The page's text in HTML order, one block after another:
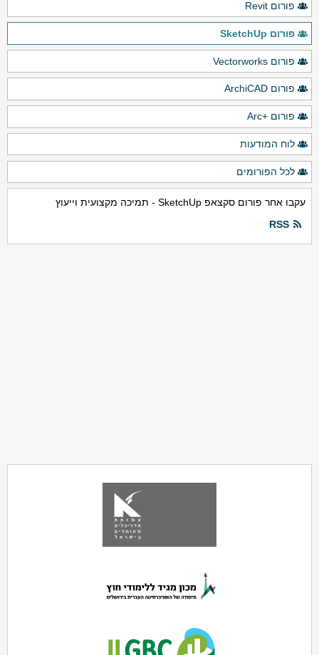
פורום Revit
פורום SketchUp
פורום Vectorworks
פורום ArchiCAD
פורום +Arc
לוח המודעות
לכל הפורומים
עקבו אחר פורום סקצאפ SketchUp - תמיכה מקצועית וייעוץ
RSS